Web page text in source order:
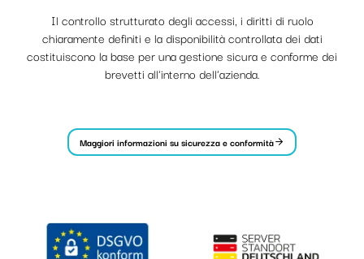
Il controllo strutturato degli accessi, i diritti di ruolo
chiaramente definiti e la disponibilità controllata dei dati
costituiscono la base per una gestione sicura e conforme dei
brevetti all'interno dell'azienda.
Maggiori informazioni su sicurezza e conformità